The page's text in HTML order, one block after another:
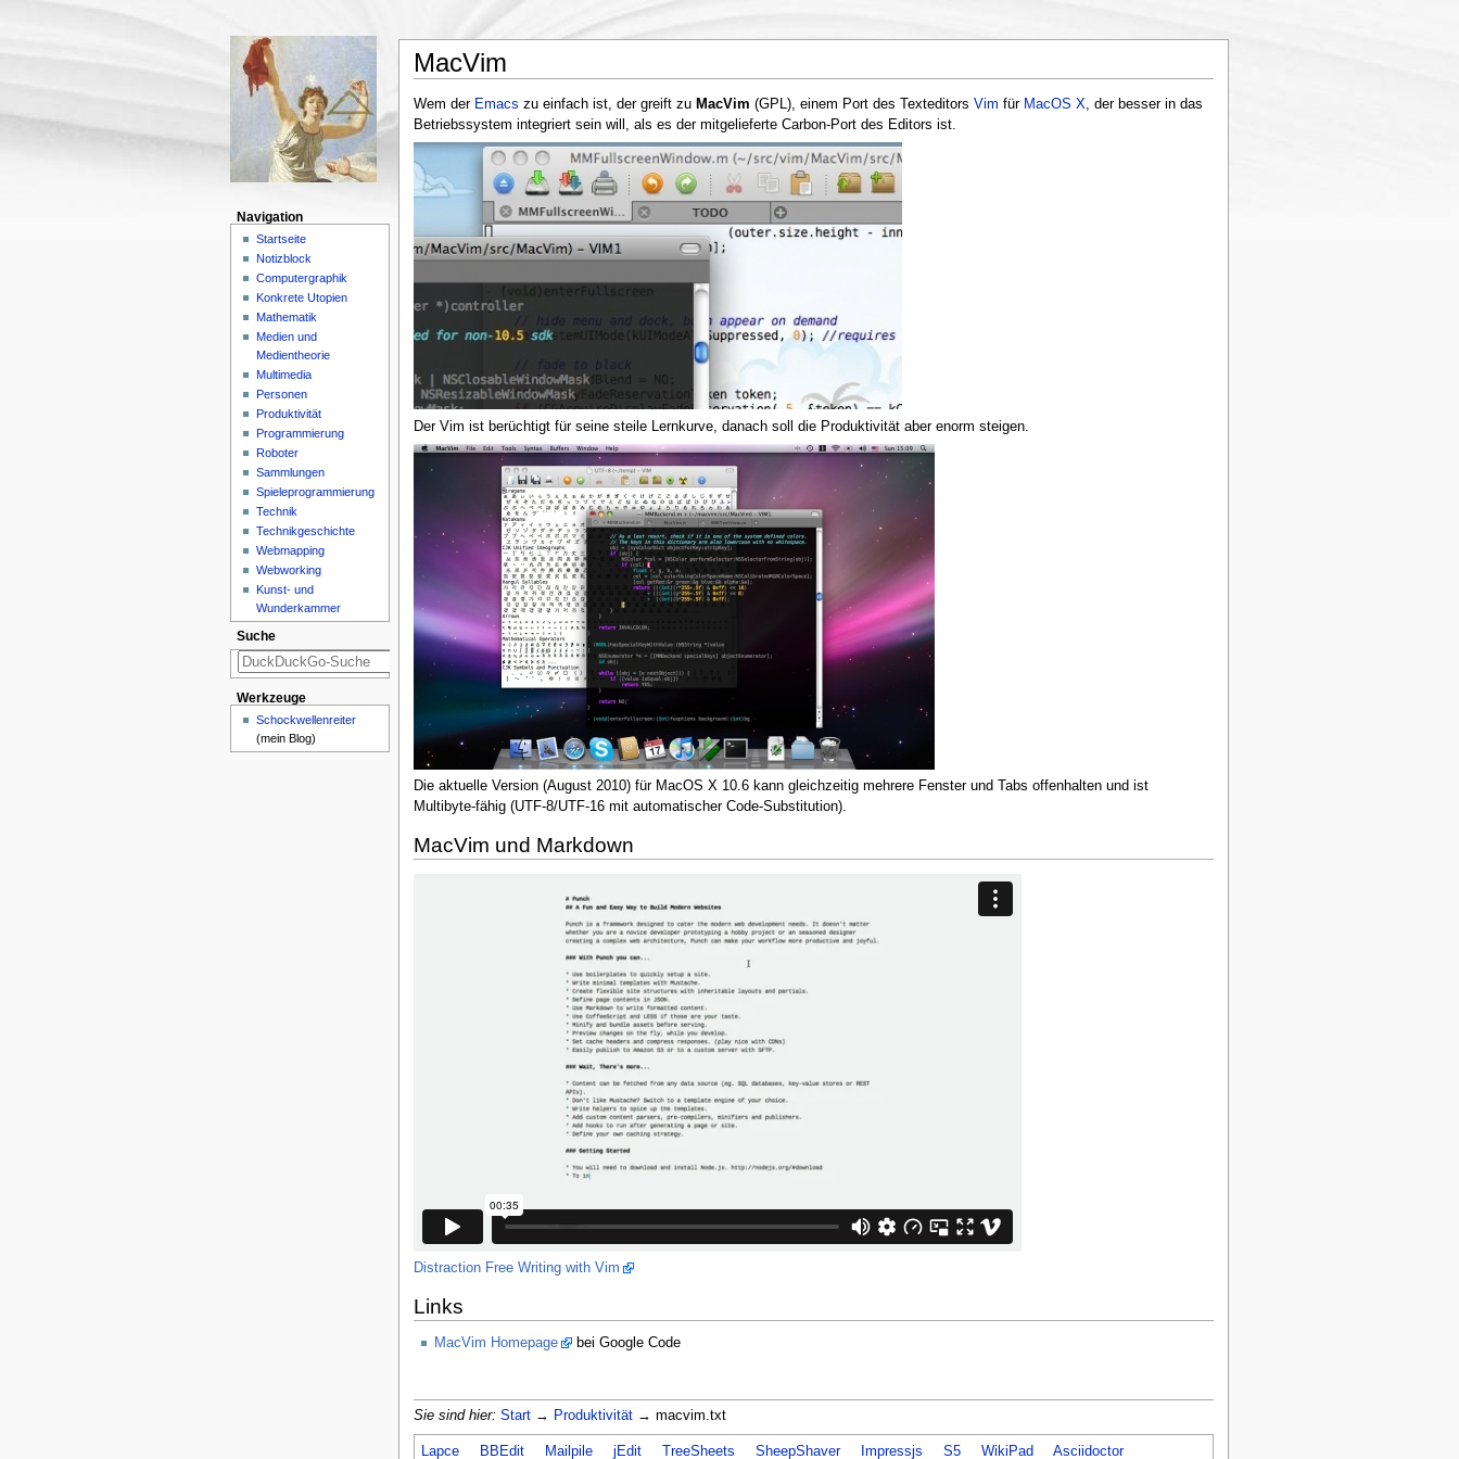
MacVim
Wem der Emacs zu einfach ist, der greift zu MacVim (GPL), einem Port des Texteditors Vim für MacOS X, der besser in das
Betriebssystem integriert sein will, als es der mitgelieferte Carbon-Port des Editors ist.
Der Vim ist berüchtigt für seine steile Lernkurve, danach soll die Produktivität aber enorm steigen.
Die aktuelle Version (August 2010) für MacOS X 10.6 kann gleichzeitig mehrere Fenster und Tabs offenhalten und ist
Multibyte-fähig (UTF-8/UTF-16 mit automatischer Code-Substitution).
MacVim und Markdown
Distraction Free Writing with Vim
Links
MacVim Homepage bei Google Code
Sie sind hier: Start→ Produktivität→ macvim.txt
Lapce BBEdit Mailpile jEdit TreeSheets SheepShaver Impressjs S5 WikiPad Asciidoctor
Navigation
Startseite
Notizblock
Computergraphik
Konkrete Utopien
Mathematik
Medien und
Medientheorie
Multimedia
Personen
Produktivität
Programmierung
Roboter
Sammlungen
Spieleprogrammierung
Technik
Technikgeschichte
Webmapping
Webworking
Kunst- und
Wunderkammer
Suche
Werkzeuge
Schockwellenreiter
(mein Blog)